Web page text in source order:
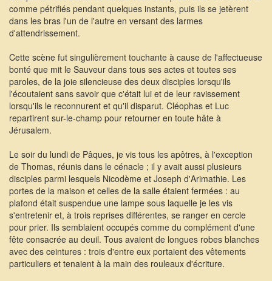
comme pétrifiés pendant quelques instants, puis ils se jetèrent
dans les bras l'un de l'autre en versant des larmes
d'attendrissement.
Cette scène fut singulièrement touchante à cause de l'affectueuse
bonté que mit le Sauveur dans tous ses actes et toutes ses
paroles, de la joie silencieuse des deux disciples lorsqu'ils
l'écoutaient sans savoir que c'était lui et de leur ravissement
lorsqu'ils le reconnurent et qu'il disparut. Cléophas et Luc
repartirent sur-le-champ pour retourner en toute hâte à
Jérusalem.
Le soir du lundi de Pâques, je vis tous les apôtres, à l'exception
de Thomas, réunis dans le cénacle ; il y avait aussi plusieurs
disciples parmi lesquels Nicodème et Joseph d'Arimathie. Les
portes de la maison et celles de la salle étaient fermées : au
plafond était suspendue une lampe sous laquelle je les vis
s'entretenir et, à trois reprises différentes, se ranger en cercle
pour prier. Ils semblaient occupés comme du complément d'une
fête consacrée au deuil. Tous avaient de longues robes blanches
avec des ceintures : trois d'entre eux portaient des vêtements
particuliers et tenaient à la main des rouleaux d'écriture.